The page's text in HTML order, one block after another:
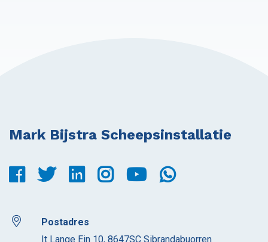
Mark Bijstra Scheepsinstallatie
Postadres
It Lange Ein 10, 8647SC Sibrandabuorren